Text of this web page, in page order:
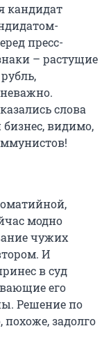
кандидат
пресс-
– растущие
слова
видимо,
модно
чужих
И
в суд
его
Решение по
задолго